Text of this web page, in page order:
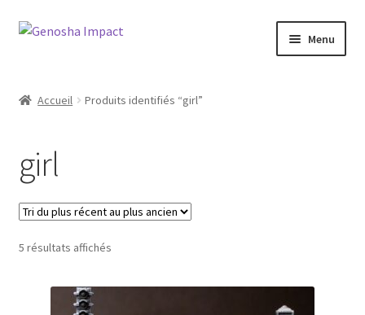
Aller
navigation
Aller
Menu
Checkout
My account
Shop
Wishlist
Accueil Produits identifiés “girl”
girl
5 résultats affichésTrié